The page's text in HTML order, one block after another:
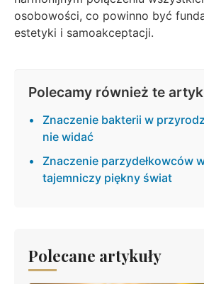
osobowości, co powinno być
estetyki i samoakceptacji.
Polecamy również te
Znaczenie bakterii w
nie widać
Znaczenie parzydełkowców
tajemniczy piękny świat
Polecane artykuły